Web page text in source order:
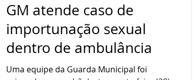
Rodovias Agronegócio
Sustentabilidade Gastronomia
GM atende caso de
importunação sexual
dentro de ambulância
Uma equipe da Guarda Municipal foi